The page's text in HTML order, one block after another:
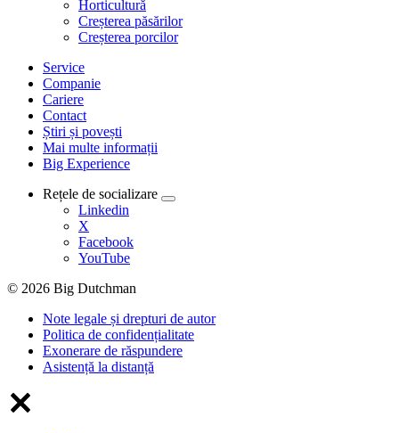
Horticultură
Creșterea păsărilor
Creșterea porcilor
Service
Companie
Cariere
Contact
Știri și povești
Mai multe informații
Big Experience
Rețele de socializare
Linkedin
X
Facebook
YouTube
© 2026 Big Dutchman
Note legale și drepturi de autor
Politica de confidențialitate
Exonerare de răspundere
Asistență la distanță